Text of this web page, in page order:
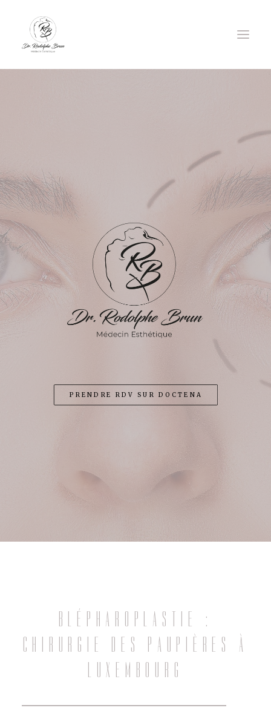
LASER EPILATOIRE
LASER CO2 ULTRAPULSÉ
FILS TENSEURS
GREFFE DE CHEVEUX
POLYNUCLEOTIDES CHEVEUX
LIPOSUCCION
MÉSOTHÉRAPIEPRENDRE RDV SUR DOCTENA
BLÉPHAROPLASTIE :
CHIRURGIE DES PAUPIÈRES À
LUXEMBOURG